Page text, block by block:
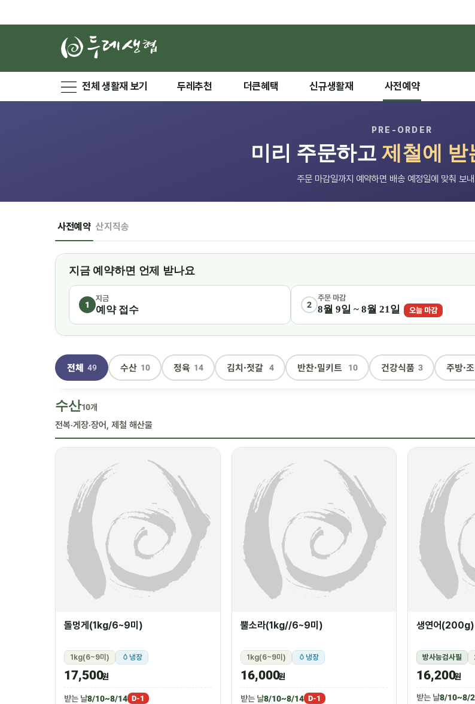
전체 생활재 보기 두레추천 더큰혜택 신규생활재 사전예약
PRE-ORDER
미리 주문하고제철에 받
주문 마감일까지 예약하면 배송 예정일에 맞춰 보
사전예약 산지직송
지금 예약하면 언제 받나요
1
지금
예약 접수 2
주문 마감
8월 9일 ~ 8월 21일 오늘 마감
전체 49 수산 10 정육 14 김치·젓갈 4 반찬·밀키트 10 건강식품 3 주방·
수산10개
전복·게장·장어, 제철 해산물
돌멍게(1kg/6~9미)
1kg(6~9미) 냉장
17,500원
받는 날8/10~8/14 D-1
뿔소라(1kg//6~9미)
1kg(6~9미) 냉장
16,000원
받는 날8/10~8/14 D-1
생연어(200g)
방사능검사필
16,200원
받는 날8/10~8/